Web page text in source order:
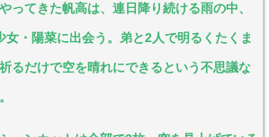
ってきた帆高は、連日降り続ける雨の中、
女・陽菜に出会う。弟と2人で明るくたくま
るだけで空を晴れにできるという不思議な